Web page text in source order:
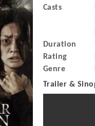
Casts
Duration
Rating
Genre
Trailer &